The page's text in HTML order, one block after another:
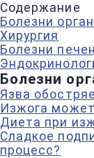
Содержание
Болезни
Хирургия
Болезни
Болезни
Язва
Изжога
Диета при
Сладкое
процесс?